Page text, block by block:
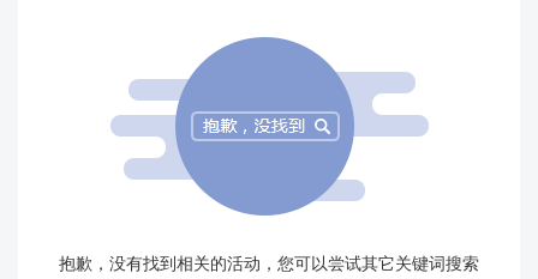
抱歉，没有找到相关的活动，您可以尝试其它关键词搜索